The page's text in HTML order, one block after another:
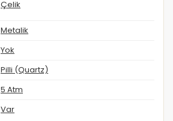
Çelik
Metalik
Yok
Pilli (Quartz)
5 Atm
Var